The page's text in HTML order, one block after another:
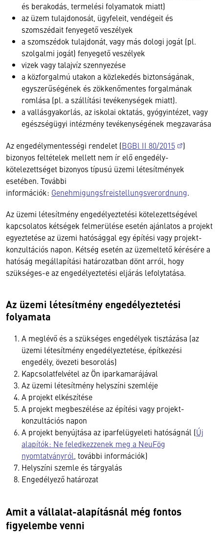
és berakodás, termelési folyamatok miatt)
az üzem tulajdonosát, ügyfeleit, vendégeit és
szomszédait fenyegető veszélyek
a szomszédok tulajdonát, vagy más dologi jogát (pl.
szolgalmi jogát) fenyegető veszélyek
vizek vagy talajvíz szennyezése
a közforgalmú utakon a közlekedés biztonságának,
egyszerűségének és zökkenőmentes forgalmának
romlása (pl. a szállítási tevékenységek miatt).
a vallásgyakorlás, az iskolai oktatás, gyógyintézet, vagy
egészségügyi intézmény tevékenységének megzavarása
Az engedélymentességi rendelet (BGBl II 80/2015
)
bizonyos feltételek mellett nem ír elő engedély-
kötelezettséget bizonyos típusú üzemi létesítmények
esetében. További
információk: Genehmigungsfreistellungsverordnung.
Az üzemi létesítmény engedélyeztetési kötelezettségével
kapcsolatos kétségek felmerülése esetén ajánlatos a projekt
egyeztetése az üzemi hatósággal egy építési vagy projekt-
konzultációs napon. Kétség esetén az üzemeltető kérésére a
hatóság megállapítási határozatban dönt arról, hogy
szükséges-e az engedélyeztetési eljárás lefolytatása.
Az üzemi létesítmény engedélyeztetési
folyamata
A meglévő és a szükséges engedélyek tisztázása (az
üzemi létesítmény engedélyeztetése, építkezési
engedély, övezeti besorolás)
Kapcsolatfelvétel az Ön iparkamarájával
Az üzemi létesítmény helyszíni szemléje
A projekt elkészítése
A projekt megbeszélése az építési vagy projekt-
konzultációs napon
A projekt benyújtása az iparfelügyeleti hatóságnál (Új
alapítók: Ne feledkezzenek meg a NeuFög
nyomtatványról , további információk)
Helyszíni szemle és tárgyalás
Engedélyező határozat
Amit a vállalat-alapításnál még fontos
figyelembe venni